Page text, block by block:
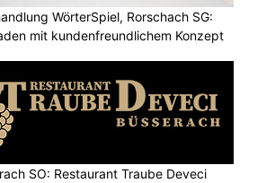
WörterSpiel, Rorschach SG:
mit kundenfreundlichem Konzept
SO: Restaurant Traube Deveci